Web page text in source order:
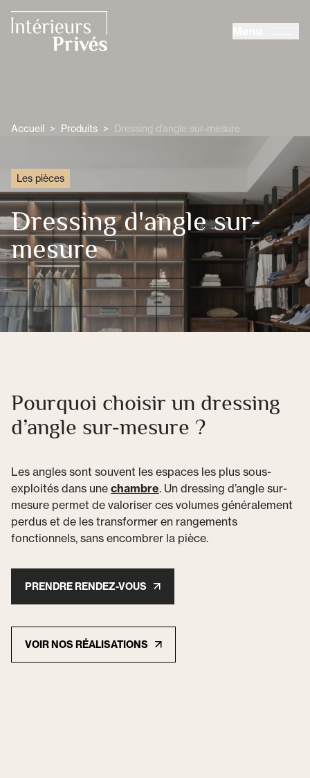
Accueil > Produits > Dressing d’angle sur-mesure
Les pièces
Dressing d'angle sur-
mesure
Pourquoi choisir un dressing
d’angle sur-mesure ?
Les angles sont souvent les espaces les plus sous-
exploités dans une chambre. Un dressing d’angle sur-
mesure permet de valoriser ces volumes généralement
perdus et de les transformer en rangements
fonctionnels, sans encombrer la pièce.
PRENDRE RENDEZ-VOUS
VOIR NOS RÉALISATIONS